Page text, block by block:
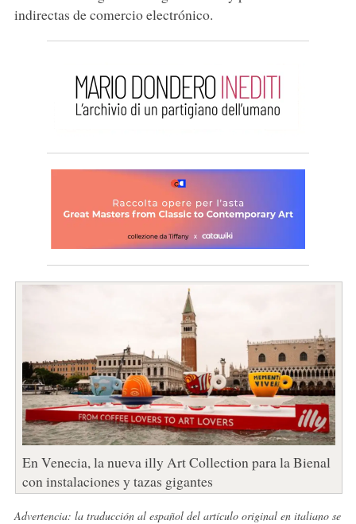
indirectas de comercio electrónico.
En Venecia, la nueva illy Art Collection para la Bienal
con instalaciones y tazas gigantes
Advertencia: la traducción al español del artículo original en italiano se